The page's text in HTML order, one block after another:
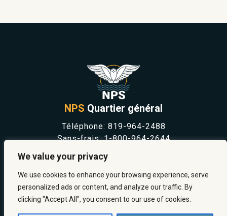
We value your privacy
We use cookies to enhance your browsing experience, serve
personalized ads or content, and analyze our traffic. By
clicking "Accept All", you consent to our use of cookies.
NPS Quartier général
Téléphone: 819-964-2488
Sans-frais:1-800-964-2644
SÉCURITÉ ET PRÉVENTION
CARRIÈRES
À PROPOS
NOUS JOINDRE